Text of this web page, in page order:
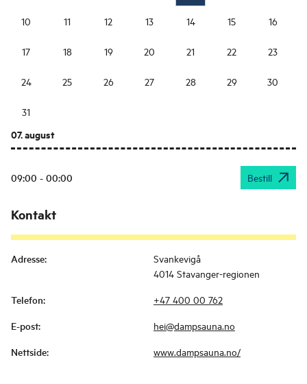
10 11 12 13 14 15 16
17 18 19 20 21 22 23
24 25 26 27 28 29 30
31
07. august
09:00 - 00:00 Bestill
Kontakt
Adresse:
Svankevigå
4014 Stavanger-regionen
Telefon: +47 400 00 762
E-post: hei@dampsauna.no
Nettside: www.dampsauna.no/